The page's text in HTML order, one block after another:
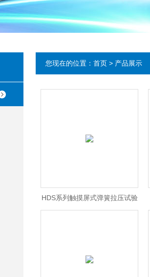
您现在的位置： 首页 > 产品展示
HDS系列触摸屏式弹簧拉压试验